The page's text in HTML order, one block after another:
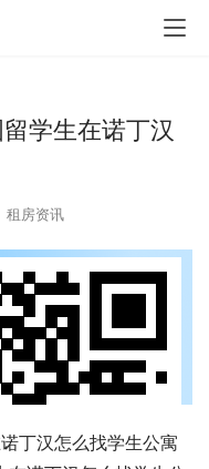
学生在诺丁汉
租房资讯
丁汉怎么找学生公寓